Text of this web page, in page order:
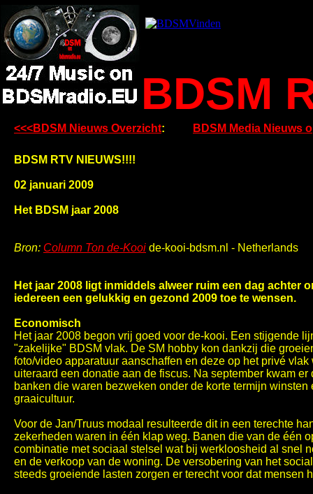
BDSM
<<<BDSM Nieuws Overzicht: BDSM Media Nieuws
BDSM RTV NIEUWS!!!!
02 januari 2009
Het BDSM jaar 2008
Bron: Column Ton de-Kooi de-kooi-bdsm.nl - Netherlands
Het jaar 2008 ligt inmiddels alweer ruim een dag achter
iedereen een gelukkig en gezond 2009 toe te wensen.
Economisch
Het jaar 2008 begon vrij goed voor de-kooi. Een stijgende
"zakelijke" BDSM vlak. De SM hobby kon dankzij die
foto/video apparatuur aanschaffen en deze op het privé
uiteraard een donatie aan de fiscus. Na september kwam
banken die waren bezweken onder de korte termijn
graaicultuur.
Voor de Jan/Truus modaal resulteerde dit in een terechte
zekerheden waren in één klap weg. Banen die van de één
combinatie met sociaal stelsel wat bij werkloosheid al snel
en de verkoop van de woning. De versobering van het
steeds groeiende lasten zorgen er terecht voor dat mensen